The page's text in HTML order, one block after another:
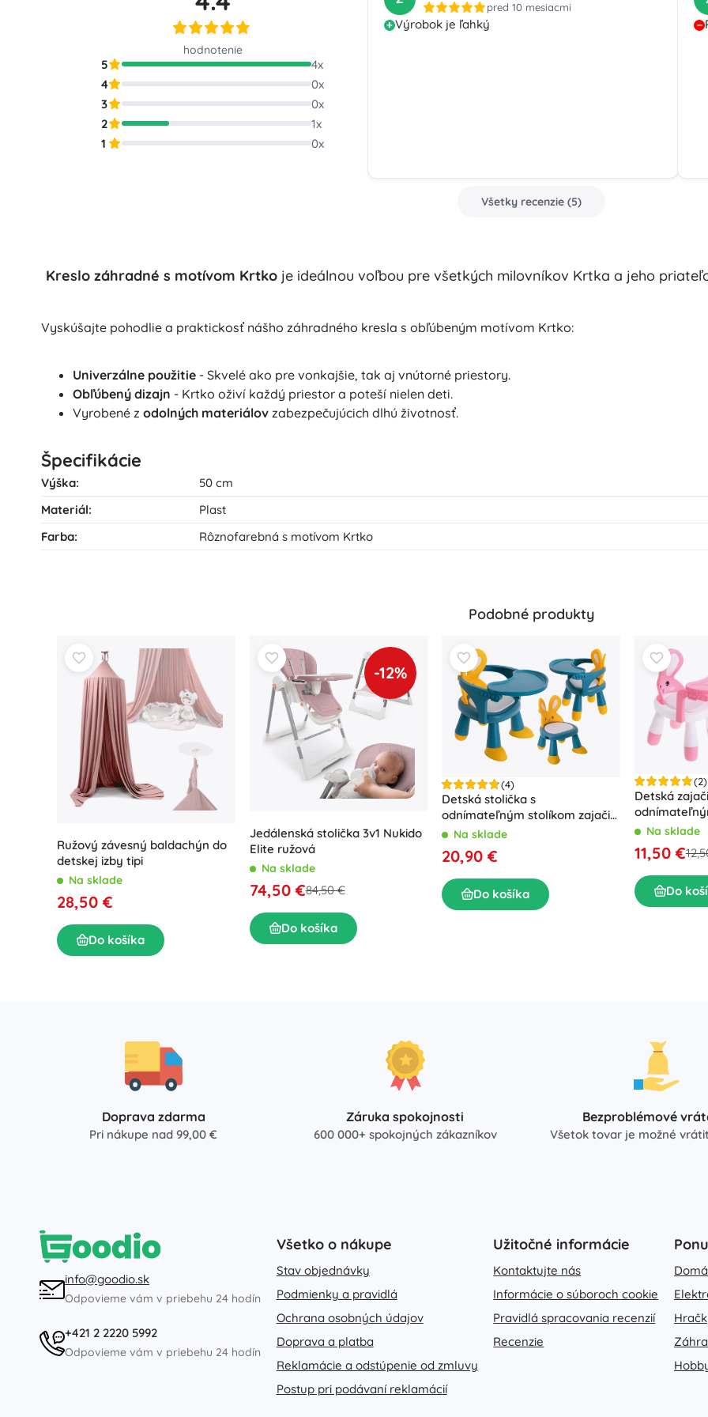
hodnotenie
5 4x
4
0x
3
0x
2
1x
1
0x
pred 10 mesiacmi
Výrobok je ľahký
Všetky recenzie(5)
Kreslo záhradné s motívom Krtko je ideálnou voľbou pre všetkých milovníkov Krtka a jeho
Vyskúšajte pohodlie a praktickosť nášho záhradného kresla s obľúbeným motívom Krtko:
Univerzálne použitie - Skvelé ako pre vonkajšie, tak aj vnútorné priestory.
Obľúbený dizajn - Krtko oživí každý priestor a poteší nielen deti.
Vyrobené z odolných materiálov zabezpečujúcich dlhú životnosť.
Špecifikácie
Výška:
50 cm
Materiál:
Plast
Farba:
Rôznofarebná s motívom Krtko
Podobné produkty
Ružový závesný baldachýn do
detskej izby tipi
Na sklade
28,50 €
Do košíka
-12%
Jedálenská stolička 3v1 Nukido
Elite ružová
Na sklade
74,50 €84,50 €
Do košíka
(4)
Detská stolička s
odnímateľným stolíkom zajačik
žlto-modrá
Na sklade
20,90 €
Do košíka
(2)
Detská
ružová
Na sklade
11,50 €
Do
Doprava zdarma
Pri nákupe nad 99,00 €
Záruka spokojnosti
600 000+ spokojných zákazníkov
Bezproblémové
Všetok tovar je možné
info@goodio.sk
Odpovieme vám v priebehu 24 hodín
+421 2 2220 5992
Odpovieme vám v priebehu 24 hodín
Všetko o nákupe
Stav objednávky
Podmienky a pravidlá
Ochrana osobných údajov
Doprava a platba
Reklamácie a odstúpenie od zmluvy
Postup pri podávaní reklamácií
Užitočné informácie
Kontaktujte nás
Informácie o súboroch cookie
Pravidlá spracovania recenzií
Recenzie